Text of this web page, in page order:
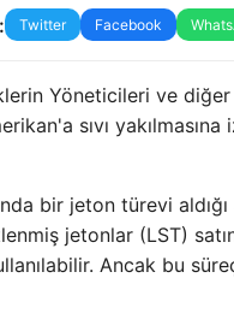
Twitter Facebook
Yöneticileri ve
sıvı
bir jeton türevi
jetonlar (LST)
Ancak bu